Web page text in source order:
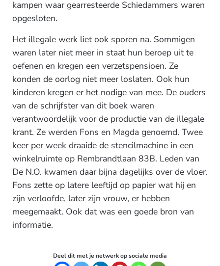
kampen waar gearresteerde Schiedammers waren
opgesloten.
Het illegale werk liet ook sporen na. Sommigen
waren later niet meer in staat hun beroep uit te
oefenen en kregen een verzetspensioen. Ze
konden de oorlog niet meer loslaten. Ook hun
kinderen kregen er het nodige van mee. De ouders
van de schrijfster van dit boek waren
verantwoordelijk voor de productie van de illegale
krant. Ze werden Fons en Magda genoemd. Twee
keer per week draaide de stencilmachine in een
winkelruimte op Rembrandtlaan 83B. Leden van
De N.O. kwamen daar bijna dagelijks over de vloer.
Fons zette op latere leeftijd op papier wat hij en
zijn verloofde, later zijn vrouw, er hebben
meegemaakt. Ook dat was een goede bron van
informatie.
Deel dit met je netwerk op sociale media